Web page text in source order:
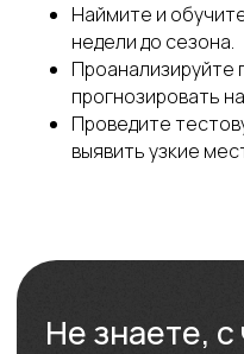
Наймите и
недели до сезона.
Проанализируйте
прогнозировать
Проведите
выявить узкие